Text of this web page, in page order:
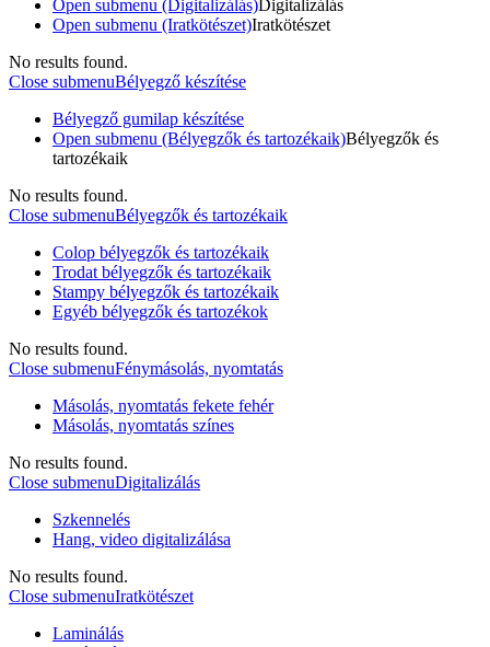
Open submenu (Digitalizálás)Digitalizálás
Open submenu (Iratkötészet)Iratkötészet
No results found.
Close submenuBélyegző készítése
Bélyegző gumilap készítése
Open submenu (Bélyegzők és tartozékaik)Bélyegzők és
tartozékaik
No results found.
Close submenuBélyegzők és tartozékaik
Colop bélyegzők és tartozékaik
Trodat bélyegzők és tartozékaik
Stampy bélyegzők és tartozékaik
Egyéb bélyegzők és tartozékok
No results found.
Close submenuFénymásolás, nyomtatás
Másolás, nyomtatás fekete fehér
Másolás, nyomtatás színes
No results found.
Close submenuDigitalizálás
Szkennelés
Hang, video digitalizálása
No results found.
Close submenuIratkötészet
Laminálás